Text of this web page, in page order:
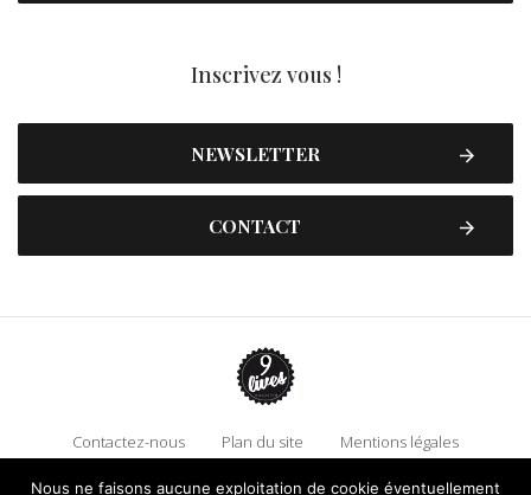
Inscrivez vous !
NEWSLETTER
CONTACT
Contactez-nous Plan du site
Mentions légales
Politique de confidentialité
Adhérez à 9 Lives
Nous ne faisons aucune exploitation de cookie éventuellement